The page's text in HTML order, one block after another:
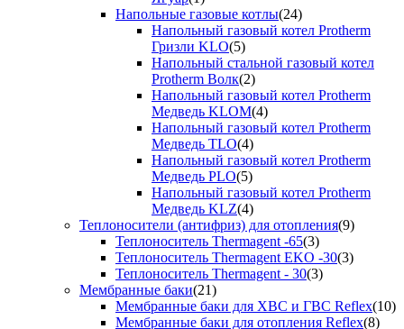
Напольные газовые котлы(24)
Напольный газовый котел Protherm
Гризли KLO(5)
Напольный стальной газовый котел
Protherm Волк(2)
Напольный газовый котел Protherm
Медведь KLOM(4)
Напольный газовый котел Protherm
Медведь TLO(4)
Напольный газовый котел Protherm
Медведь PLO(5)
Напольный газовый котел Protherm
Медведь KLZ(4)
Теплоносители (антифриз) для отопления(9)
Теплоноситель Thermagent -65(3)
Теплоноситель Thermagent EKO -30(3)
Теплоноситель Thermagent - 30(3)
Мембранные баки(21)
Мембранные баки для ХВС и ГВС Reflex(10)
Мембранные баки для отопления Reflex(8)